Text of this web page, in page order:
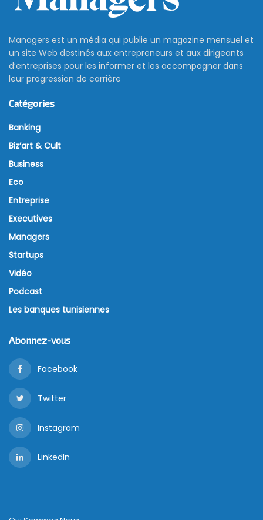
Managers est un média qui publie un magazine mensuel et
un site Web destinés aux entrepreneurs et aux dirigeants
d’entreprises pour les informer et les accompagner dans
leur progression de carrière
Catégories
Banking
Biz’art & Cult
Business
Eco
Entreprise
Executives
Managers
Startups
Vidéo
Podcast
Les banques tunisiennes
Abonnez-vous
Facebook
Twitter
Instagram
LinkedIn